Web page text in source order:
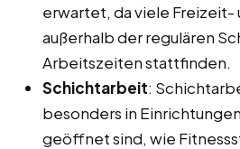
erwartet, da viele
außerhalb der regulären
Arbeitszeiten stattfinden.
Schichtarbeit:
besonders in
geöffnet sind, wie